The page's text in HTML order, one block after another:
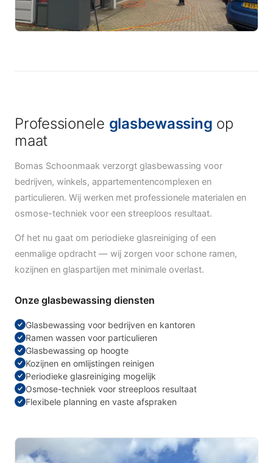
Professionele glasbewassing op
maat
Bomas Schoonmaak verzorgt glasbewassing voor
bedrijven, winkels, appartementencomplexen en
particulieren. Wij werken met professionele materialen en
osmose-techniek voor een streeploos resultaat.
Of het nu gaat om periodieke glasreiniging of een
eenmalige opdracht — wij zorgen voor schone ramen,
kozijnen en glaspartijen met minimale overlast.
Onze glasbewassing diensten
Glasbewassing voor bedrijven en kantoren
Ramen wassen voor particulieren
Glasbewassing op hoogte
Kozijnen en omlijstingen reinigen
Periodieke glasreiniging mogelijk
Osmose-techniek voor streeploos resultaat
Flexibele planning en vaste afspraken